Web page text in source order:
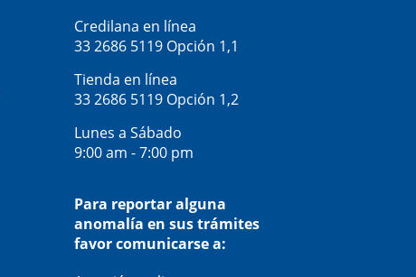
Credilana en línea
33 2686 5119 Opción 1,1
Tienda en línea
33 2686 5119 Opción 1,2
Lunes a Sábado
9:00 am - 7:00 pm
Para reportar alguna
anomalía en sus trámites
favor comunicarse a: